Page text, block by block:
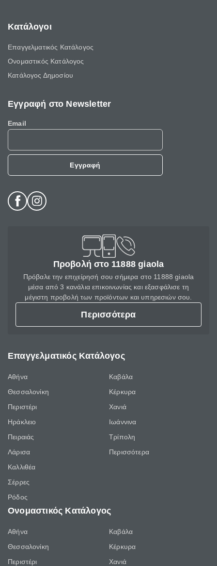
Κατάλογοι
Επαγγελματικός Κατάλογος
Ονομαστικός Κατάλογος
Κατάλογος Δημοσίου
Εγγραφή στο Newsletter
Email
Εγγραφή
Προβολή στο 11888 giaola
Πρόβαλε την επιχείρησή σου σήμερα στο 11888 giaola
μέσα από 3 κανάλια επικοινωνίας και εξασφάλισε τη
μέγιστη προβολή των προϊόντων και υπηρεσιών σου.
Περισσότερα
Επαγγελματικός Κατάλογος
Αθήνα
Θεσσαλονίκη
Περιστέρι
Ηράκλειο
Πειραιάς
Λάρισα
Καλλιθέα
Σέρρες
Ρόδος
Καβάλα
Κέρκυρα
Χανιά
Ιωάννινα
Τρίπολη
Περισσότερα
Ονομαστικός Κατάλογος
Αθήνα
Θεσσαλονίκη
Περιστέρι
Καβάλα
Κέρκυρα
Χανιά